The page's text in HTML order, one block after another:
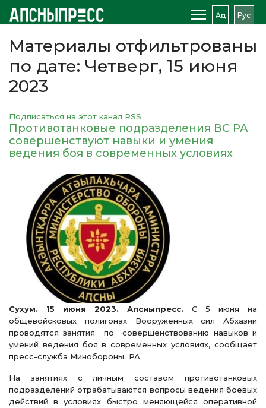
Аԥс Рус
Материалы отфильтрованы
по дате: Четверг, 15 июня
2023
Подписаться на этот канал RSS
Противотанковые подразделения ВС РА
совершенствуют навыки и умения
ведения боя в современных условиях
Сухум. 15 июня 2023. Апсныпресс. С 5 июня на
общевойсковых полигонах Вооруженных сил Абхазии
проводятся занятия по совершенствованию навыков и
умений ведения боя в современных условиях, сообщает
пресс-служба Минобороны РА.
На занятиях с личным составом противотанковых
подразделений отрабатываются вопросы ведения боевых
действий в условиях быстро меняющейся оперативной